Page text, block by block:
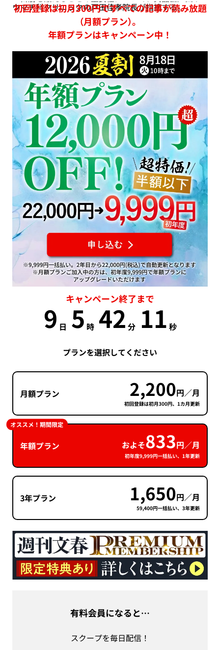
ウマチ科クリニックの戸田佳孝院長が指摘する。
初回登録は初月300円ですべての記事が読み放題
（月額プラン）。
年額プランはキャンペーン中！
キャンペーン終了まで
9 日 5 時 42 分 11 秒
プランを選択してください
月額プラン 2,200円／月
初回登録は初月300円、1カ月更新
年額プラン およそ833円／月
初年度9,999円一括払い、1年更新
オススメ！期間限定
3年プラン 1,650円／月
59,400円一括払い、3年更新
有料会員になると…
スクープを毎日配信！